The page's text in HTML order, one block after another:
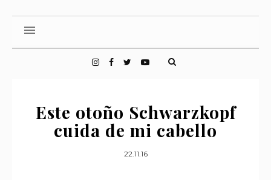
Este otoño Schwarzkopf
cuida de mi cabello
22.11.16